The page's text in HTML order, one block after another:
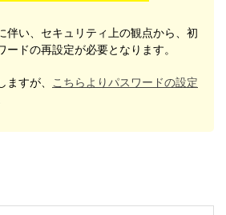
伴い、セキュリティ上の観点から、初
ードの再設定が必要となります。
ますが、
こちらよりパスワードの設定